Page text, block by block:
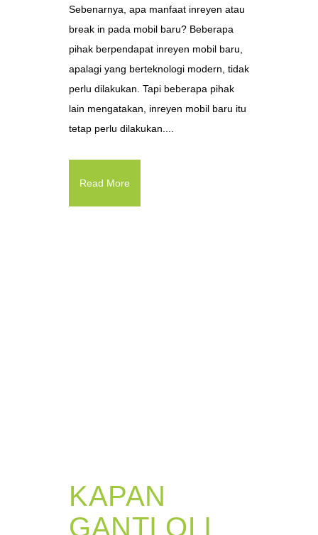
Sebenarnya, apa manfaat inreyen atau
break in pada mobil baru? Beberapa
pihak berpendapat inreyen mobil baru,
apalagi yang berteknologi modern, tidak
perlu dilakukan. Tapi beberapa pihak
lain mengatakan, inreyen mobil baru itu
tetap perlu dilakukan....
Read More
KAPAN
GANTI OLI